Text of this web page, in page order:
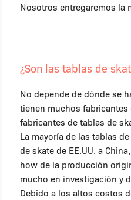
Nosotros entregaremos la
¿Son las tablas de
No depende de dónde se
tienen muchos
fabricantes de tablas de
La mayoría de las tablas
de skate de EE.UU. a
how de la producción
mucho en investigación y
Debido a los altos costos